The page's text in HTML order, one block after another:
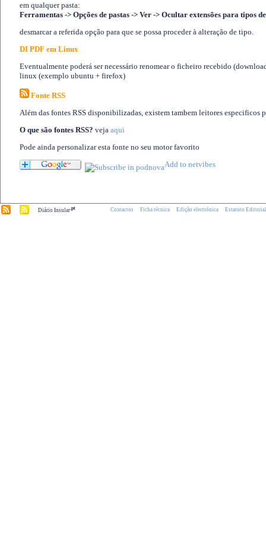
em qualquer pasta:
Ferramentas -> Opções de pastas -> Ver -> Ocultar extensões para tipos
desmarcar a referida opção para que se possa proceder à alteração de tipo.
DI PDF em Linux
Eventualmente poderá ser necessário renomear o ficheiro recebido
linux (exemplo ubuntu + firefox)
Fonte RSS
Além das fontes RSS disponibilizadas, existem tambem leitores especificos
O que são fontes RSS? veja aqui
Pode ainda personalizar esta fonte no seu motor favorito
Diário Insular.pt Contactos Ficha técnica Edição electrónica Estatuto Editorial